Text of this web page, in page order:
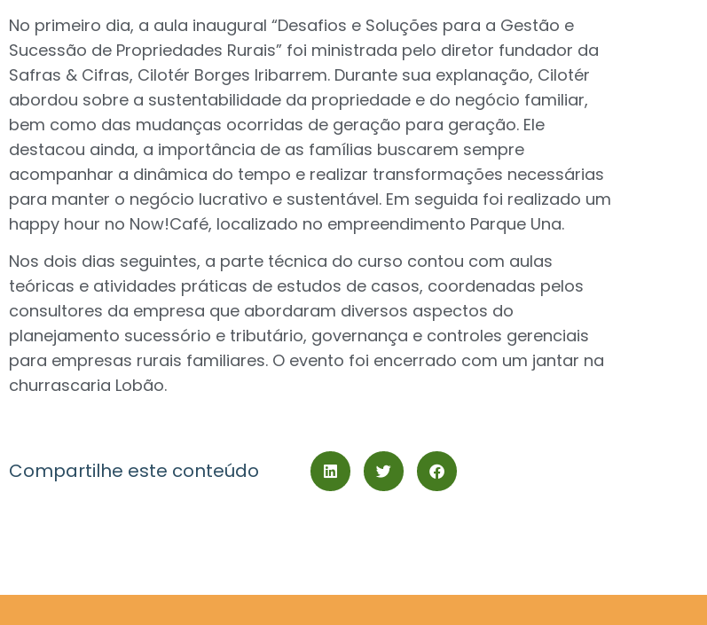
No primeiro dia, a aula inaugural “Desafios e Soluções para a Gestão e
Sucessão de Propriedades Rurais” foi ministrada pelo diretor fundador da
Safras & Cifras, Cilotér Borges Iribarrem. Durante sua explanação, Cilotér
abordou sobre a sustentabilidade da propriedade e do negócio familiar,
bem como das mudanças ocorridas de geração para geração. Ele
destacou ainda, a importância de as famílias buscarem sempre
acompanhar a dinâmica do tempo e realizar transformações necessárias
para manter o negócio lucrativo e sustentável. Em seguida foi realizado um
happy hour no Now!Café, localizado no empreendimento Parque Una.
Nos dois dias seguintes, a parte técnica do curso contou com aulas
teóricas e atividades práticas de estudos de casos, coordenadas pelos
consultores da empresa que abordaram diversos aspectos do
planejamento sucessório e tributário, governança e controles gerenciais
para empresas rurais familiares. O evento foi encerrado com um jantar na
churrascaria Lobão.
Compartilhe este conteúdo